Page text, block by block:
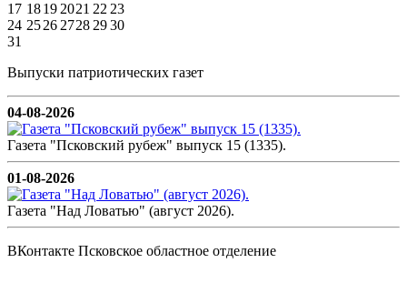
17 18192021 2223
24 252627282930
31
Выпуски патриотических газет
04-08-2026
Газета "Псковский рубеж" выпуск 15 (1335).
01-08-2026
Газета "Над Ловатью" (август 2026).
ВКонтакте Псковское областное отделение